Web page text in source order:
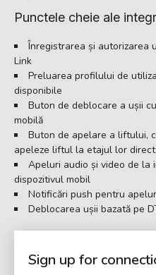
Punctele cheie ale
Înregistrarea și autorizarea
Link
Preluarea profilului de
disponibile
Buton de deblocare a ușii
mobilă
Buton de apelare a liftului,
apeleze liftul la etajul lor
Apeluri audio și video de la
dispozitivul mobil
Notificări push pentru
Deblocarea ușii bazată pe
Sign up for